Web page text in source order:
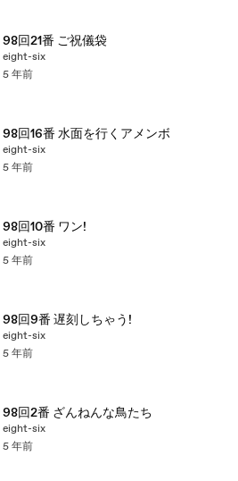
98回21番 ご祝儀袋
eight-six
5 年前
98回16番 水面を行くアメンボ
eight-six
5 年前
98回10番 ワン!
eight-six
5 年前
98回9番 遅刻しちゃう!
eight-six
5 年前
98回2番 ざんねんな鳥たち
eight-six
5 年前